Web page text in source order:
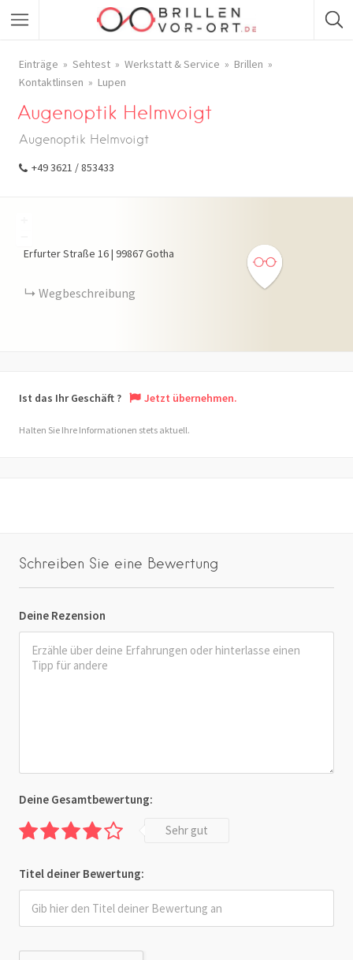
Einträge Sehtest Werkstatt & Service
Brillen
Kontaktlinsen
Lupen
Augenoptik Helmvoigt
Augenoptik Helmvoigt
+49 3621 / 853433
Erfurter Straße 16| 99867Gotha
Wegbeschreibung
Ist das Ihr Geschäft ? Jetzt übernehmen.
Halten Sie Ihre Informationen stets aktuell.
Schreiben Sie eine Bewertung
Deine Rezension
Deine Gesamtbewertung:
Sehr gut
Titel deiner Bewertung: